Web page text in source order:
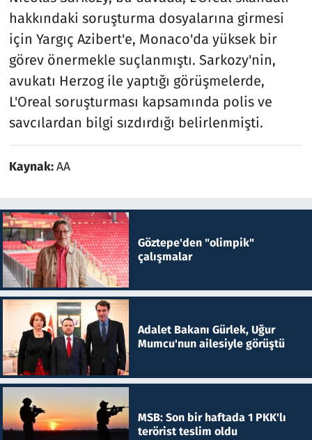
hakkındaki soruşturma dosyalarına girmesi
için Yargıç Azibert'e, Monaco'da yüksek bir
görev önermekle suçlanmıştı. Sarkozy'nin,
avukatı Herzog ile yaptığı görüşmelerde,
L'Oreal soruşturması kapsamında polis ve
savcılardan bilgi sızdırdığı belirlenmişti.
Kaynak:AA
Göztepe'den "olimpik"
çalışmalar
Adalet Bakanı Gürlek, Uğur
Mumcu'nun ailesiyle görüştü
MSB: Son bir haftada 1 PKK'lı
terörist teslim oldu